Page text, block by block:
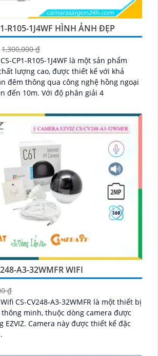
R105-1J4WF HÌNH ẢNH ĐẸP
1,300,000 ₫
CP1-R105-1J4WF là một sản phẩm
lượng cao, được thiết kế với khả
đêm thông qua công nghệ hồng ngoại
có tầm nhìn xa lên đến 10m. Với độ phân giải 4
A3-32WMFR WIFI
₫
CS-CV248-A3-32WMFR là một thiết bị
minh, thuộc dòng camera được
thiết kế đặc